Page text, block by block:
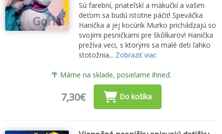
Sú farební, priateľskí a mäkučkí a vašim
deťom sa budú istotne páčiť! Speváčka
Hanička a jej kocúrik Murko prichádzajú so
svojimi pesničkami pre škôlkarov! Hanička
prežíva veci, s ktorými sa malé deti ľahko
stotožnia... Zobraziť viac
🌴 Máme na sklade, posielame ihneď.
7,30€ Do košíka